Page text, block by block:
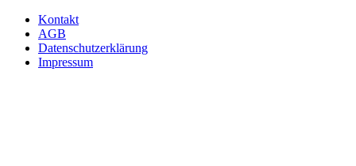
Kontakt
AGB
Datenschutzerklärung
Impressum